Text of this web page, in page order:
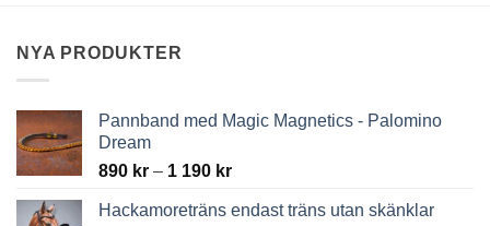
NYA PRODUKTER
Pannband med Magic Magnetics - Palomino
Dream
890 kr – 1 190 krPrice
890 kr
Hackamoreträns endast träns utan skänklar